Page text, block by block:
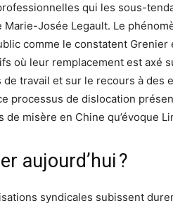
qui les sous-
Marie-Josée Legault. Le
comme le constatent Grenier
où leur remplacement est axé
travail et sur le recours à des
processus de dislocation
de misère en Chine qu’évoque
aujourd’hui ?
syndicales subissent